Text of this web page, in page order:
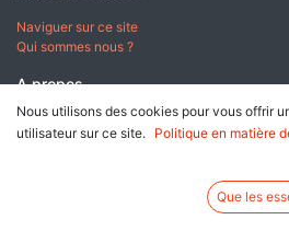
Naviguer sur ce site
Qui sommes nous ?
A propos
Conditions générales de ventes
Données personnelles & Cookies
Nous utilisons des cookies pour vous offrir
utilisateur sur ce site.
Politique en matière
Que les